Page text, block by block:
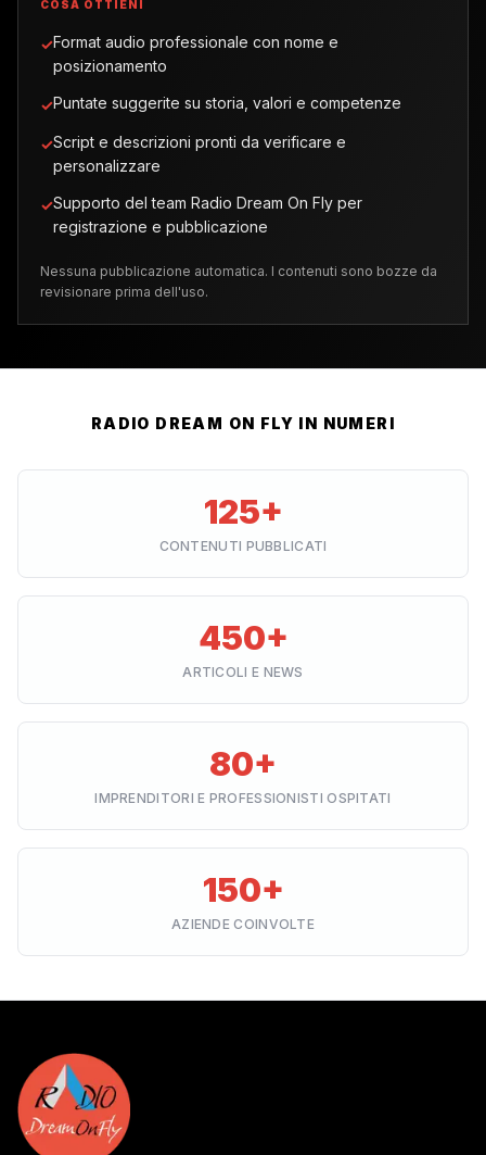
COSA OTTIENI
✓Format audio professionale con nome e
posizionamento
✓Puntate suggerite su storia, valori e competenze
✓Script e descrizioni pronti da verificare e
personalizzare
✓Supporto del team Radio Dream On Fly per
registrazione e pubblicazione
Nessuna pubblicazione automatica. I contenuti sono bozze da
revisionare prima dell'uso.
RADIO DREAM ON FLY IN NUMERI
125+
CONTENUTI PUBBLICATI
450+
ARTICOLI E NEWS
80+
IMPRENDITORI E PROFESSIONISTI OSPITATI
150+
AZIENDE COINVOLTE